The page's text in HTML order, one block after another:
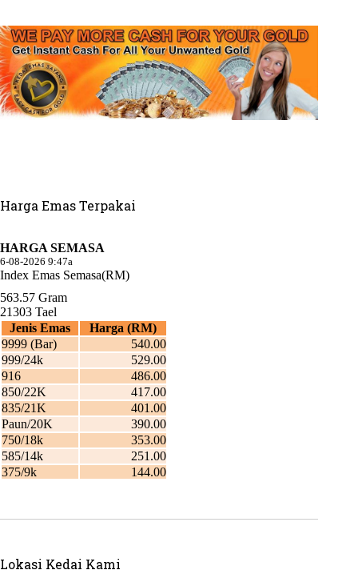
Harga Emas Terpakai
Lokasi Kedai Kami